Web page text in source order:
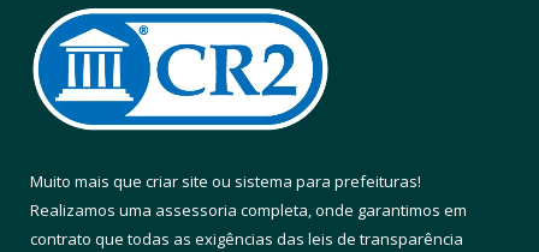
Muito mais que criar site ou sistema para prefeituras!
Realizamos uma assessoria completa, onde garantimos em
contrato que todas as exigências das leis de transparência